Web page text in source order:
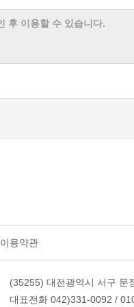
이용약관
(35255) 대전광역시 서구 문
대표전화 042)331-0092 /